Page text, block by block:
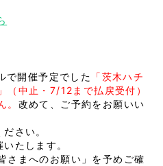
で開催予定でした 「茨木ハチ
（中止・7/12まで払戻受付）
。 改めて、ご予約をお願いい
さい。
たします。
さまへのお願い」を予めご確